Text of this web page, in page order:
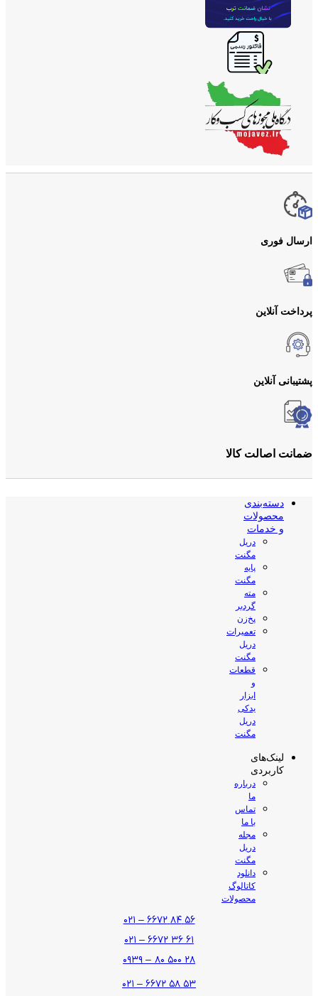
ارسال فوری
پرداخت آنلاین
پشتیبانی آنلاین
ضمانت اصالت کالا
دسته‌بندی
محصولات
و خدمات
دریل
مگنت
پایه
مگنت
مته
گردبر
پخ‌زن
تعمیرات
دریل
مگنت
قطعات
و
ابزار
یدکی
دریل
مگنت
لینک‌های
کاربردی
درباره
ما
تماس
با ما
مجله
دریل
مگنت
دانلود
کاتالوگ
محصولات
۵۶ ۸۴ ۶۶۷۲ – ۰۲۱
۶۱ ۳۶ ۶۶۷۲ – ۰۲۱
۲۸ ۵۰۰ ۸۰ – ۰۹۳۹
۵۳ ۵۸ ۶۶۷۲ – ۰۲۱